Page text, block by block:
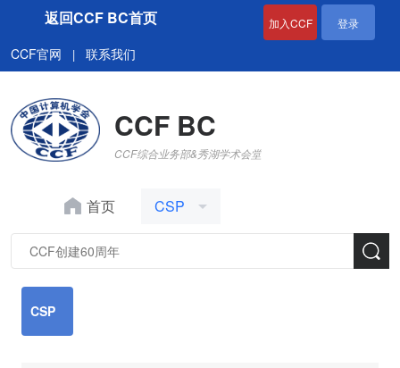
返回CCF BC首页 加入CCF 登录
CCF官网 | 联系我们
CCF BC
CCF综合业务部&秀湖学术会堂
首页 CSP
CSP